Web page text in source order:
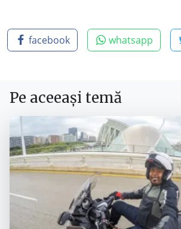
facebook whatsapp
Pe aceeași temă